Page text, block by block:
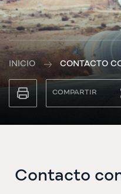
INICIO CONTACTO
COMPARTIR
Contacto